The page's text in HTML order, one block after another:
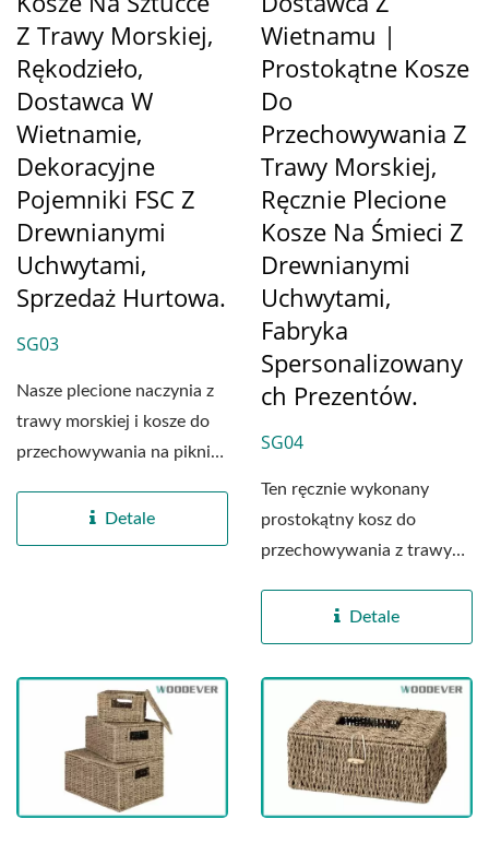
Z Trawy Morskiej,
Rękodzieło,
Dostawca W
Wietnamie,
Dekoracyjne
Pojemniki FSC Z
Drewnianymi
Uchwytami,
Sprzedaż Hurtowa.
SG03
Nasze plecione naczynia z
trawy morskiej i kosze do
przechowywania na piknik
Detale
Wietnamu |
Prostokątne Kosze
Do
Przechowywania Z
Trawy Morskiej,
Ręcznie Plecione
Kosze Na Śmieci Z
Drewnianymi
Uchwytami,
Fabryka
Spersonalizowany
Ch Prezentów.
SG04
Ten ręcznie wykonany
prostokątny kosz do
przechowywania z trawy
Detale